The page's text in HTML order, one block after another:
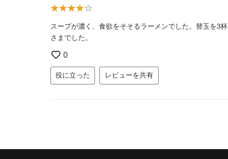
スープが濃く、食欲をそそるラーメンでした。替玉を3
さまでした。
0
役に立った レビューを共有